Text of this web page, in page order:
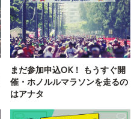
まだ参加申込OK！ もうすぐ開
催・ホノルルマラソンを走るの
はアナタ